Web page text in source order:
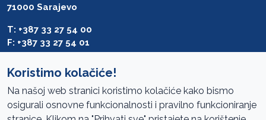
71000 Sarajevo
T: +387 33 27 54 00
F: +387 33 27 54 01
Pristup informacijama
Koristimo kolačiće!
Na našoj web stranici koristimo kolačiće kako bismo
osigurali osnovne funkcionalnosti i pravilno funkcioniranje